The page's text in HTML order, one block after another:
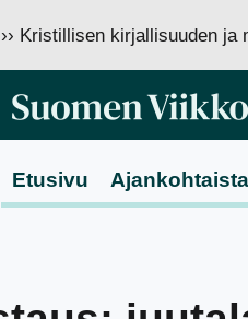
›› Kristillisen kirjallisuuden ja
Etusivu Ajankohtaista